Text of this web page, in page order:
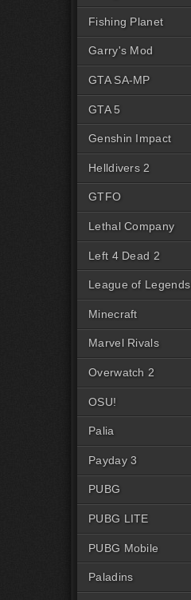
Fishing Planet
Garry's Mod
GTA SA-MP
GTA 5
Genshin Impact
Helldivers 2
GTFO
Lethal Company
Left 4 Dead 2
League of Legends
Minecraft
Marvel Rivals
Overwatch 2
OSU!
Palia
Payday 3
PUBG
PUBG LITE
PUBG Mobile
Paladins